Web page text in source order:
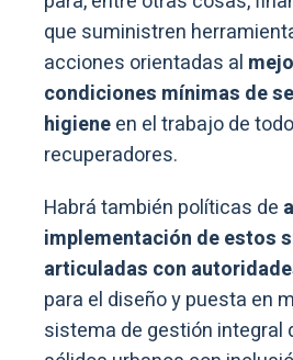
que suministren
acciones orientadas al
condiciones mínimas de
higieneen el trabajo de
recuperadores.
Habrá también políticas de
implementación de estos
articuladas con
para el diseño y puesta en
sistema de gestión integral